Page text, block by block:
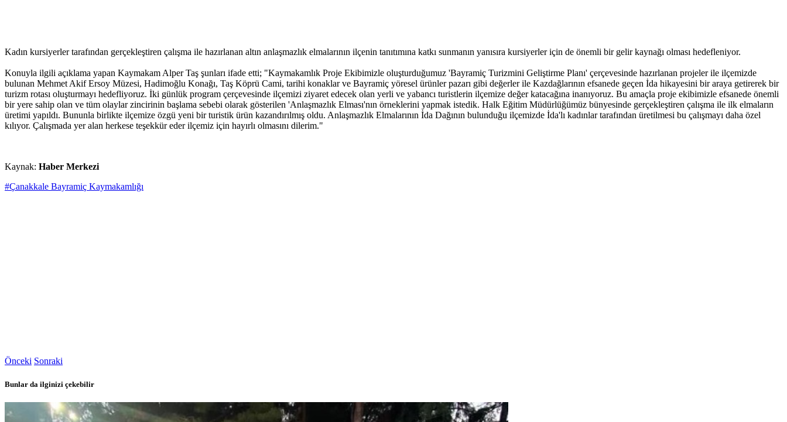
Kadın kursiyerler tarafından gerçekleştiren çalışma ile hazırlanan altın anlaşmazlık elmalarının ilçenin tanıtımına katkı sunmanın yanısıra kursiyerler için de önemli bir gelir kaynağı olması hedefleniyor.
Konuyla ilgili açıklama yapan Kaymakam Alper Taş şunları ifade etti; "Kaymakamlık Proje Ekibimizle oluşturduğumuz 'Bayramiç Turizmini Geliştirme Planı' çerçevesinde hazırlanan projeler ile ilçemizde
bulunan Mehmet Akif Ersoy Müzesi, Hadimoğlu Konağı, Taş Köprü Cami, tarihi konaklar ve Bayramiç yöresel ürünler pazarı gibi değerler ile Kazdağlarının efsanede geçen İda hikayesini bir araya getirerek bir
turizm rotası oluşturmayı hedefliyoruz. İki günlük program çerçevesinde ilçemizi ziyaret edecek olan yerli ve yabancı turistlerin ilçemize değer katacağına inanıyoruz. Bu amaçla proje ekibimizle efsanede önemli
bir yere sahip olan ve tüm olaylar zincirinin başlama sebebi olarak gösterilen 'Anlaşmazlık Elması'nın örneklerini yapmak istedik. Halk Eğitim Müdürlüğümüz bünyesinde gerçekleştiren çalışma ile ilk elmaların
üretimi yapıldı. Bununla birlikte ilçemize özgü yeni bir turistik ürün kazandırılmış oldu. Anlaşmazlık Elmalarının İda Dağının bulunduğu ilçemizde İda'lı kadınlar tarafından üretilmesi bu çalışmayı daha özel
kılıyor. Çalışmada yer alan herkese teşekkür eder ilçemiz için hayırlı olmasını dilerim."
Kaynak: Haber Merkezi
#Çanakkale Bayramiç Kaymakamlığı
Önceki Sonraki
Bunlar da ilginizi çekebilir